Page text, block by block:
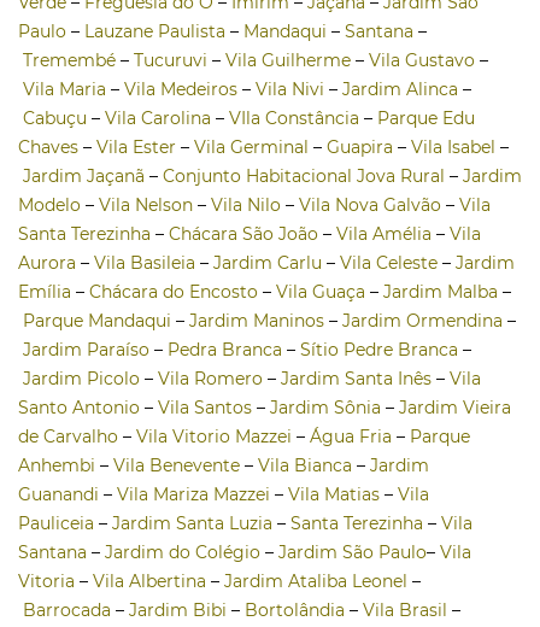
Paulo – Lauzane Paulista – Mandaqui – Santana –
Tremembé – Tucuruvi – Vila Guilherme – Vila Gustavo –
Vila Maria – Vila Medeiros – Vila Nivi – Jardim Alinca –
Cabuçu – Vila Carolina – VIla Constância – Parque Edu
Chaves – Vila Ester – Vila Germinal – Guapira – Vila Isabel –
Jardim Jaçanã – Conjunto Habitacional Jova Rural – Jardim
Modelo – Vila Nelson – Vila Nilo – Vila Nova Galvão – Vila
Santa Terezinha – Chácara São João – Vila Amélia – Vila
Aurora – Vila Basileia – Jardim Carlu – Vila Celeste – Jardim
Emília – Chácara do Encosto – Vila Guaça – Jardim Malba –
Parque Mandaqui – Jardim Maninos – Jardim Ormendina –
Jardim Paraíso – Pedra Branca – Sítio Pedre Branca –
Jardim Picolo – Vila Romero – Jardim Santa Inês – Vila
Santo Antonio – Vila Santos – Jardim Sônia – Jardim Vieira
de Carvalho – Vila Vitorio Mazzei – Água Fria – Parque
Anhembi – Vila Benevente – Vila Bianca – Jardim
Guanandi – Vila Mariza Mazzei – Vila Matias – Vila
Pauliceia – Jardim Santa Luzia – Santa Terezinha – Vila
Santana – Jardim do Colégio – Jardim São Paulo– Vila
Vitoria – Vila Albertina – Jardim Ataliba Leonel –
Barrocada – Jardim Bibi – Bortolândia – Vila Brasil –